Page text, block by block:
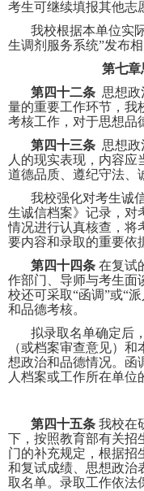
考生可继续填报其他志
我校根据本单位实
生调剂服务系统”发布相
第七章
第四十二条 思想
量的重要工作环节，我
考核工作，对于思想品
第四十三条 思想
人的现实表现，内容应
道德品质、遵纪守法、
我校强化对考生诚
生诚信档案》记录，对
情况进行认真核查，将
要内容和录取的重要依
第四十四条 在复试
作部门、导师与考生面
校还可采取“函调”或“
和品德考核。
拟录取名单确定后
（或档案审查意见）
想政治和品德情况。函
人档案或工作所在单位
第四十五条 我校在
下，按照教育部有关招
门的补充规定，根据招
和复试成绩、思想政治
取名单。录取工作依法